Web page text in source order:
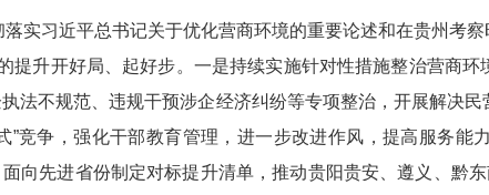
习近平总书记关于优化营商环境的重要论述和在贵州考察
提升开好局、起好步。一是持续实施针对性措施整治营商
法不规范、违规干预涉企经济纠纷等专项整治，开展解决
”竞争，强化干部教育管理，进一步改进作风，提高服务
向先进省份制定对标提升清单，推动贵阳贵安、遵义、黔